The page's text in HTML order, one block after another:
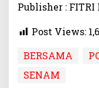
Publisher : FITRI
Post Views:
BERSAMA
SENAM